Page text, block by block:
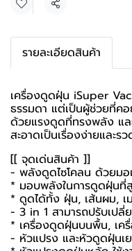
แชร์
รายละเอียดสินค้า
เครื่องดูดฝุ่น iSuper
ธรรมดา แต่เป็นผู้ช่วยที่ค
ด้วยแรงดูดที่ทรงพลัง แล
สะอาดเป็นเรื่องง่ายและรว
[[ จุดเด่นสินค้า ]]
- พลังดูดไซโคลน ด้วยม
* มอบพลังในการดูดฝุ่นที่
* ดูดได้ทั้ง ฝุ่น, เส้นผม, เ
- 3 in 1 สามารถปรับเปลี่
* เครื่องดูดฝุ่นบนพื้น, เค
- หัวแปรง และหัวดูดฝุ่นเ